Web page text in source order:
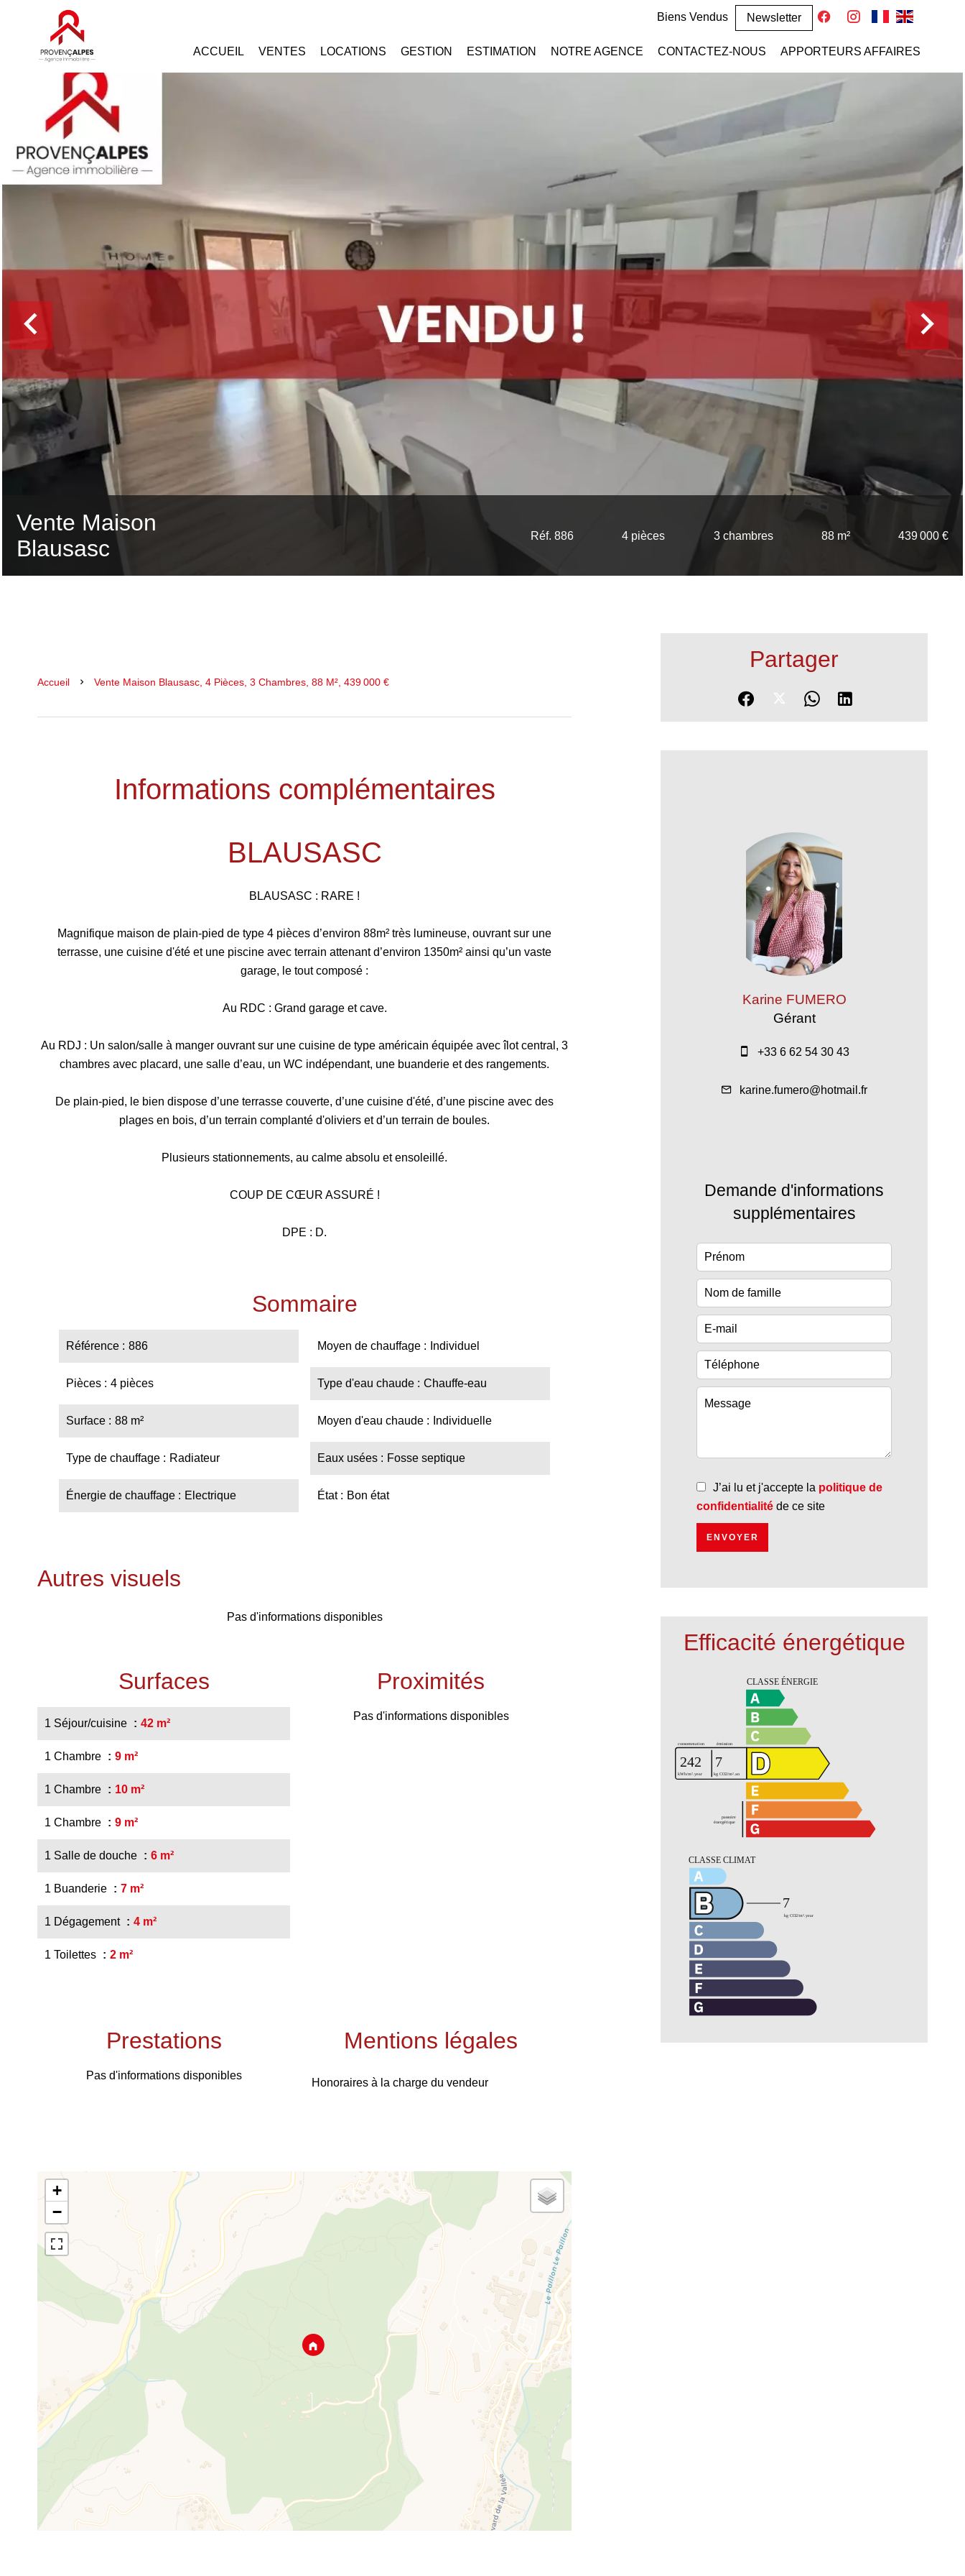
Biens Vendus Newsletter
ACCUEIL VENTES LOCATIONS GESTION ESTIMATION NOTRE AGENCE CONTACTEZ-NOUS APPORTEURS AFFAIRES
Vente Maison
Blausasc
Réf. 886 4 pièces 3 chambres 88 m² 439 000 €
Accueil Vente Maison Blausasc, 4 Pièces, 3 Chambres, 88 M², 439 000 €
Informations complémentaires
BLAUSASC
BLAUSASC : RARE !
Magnifique maison de plain-pied de type 4 pièces d’environ 88m² très lumineuse, ouvrant sur une
terrasse, une cuisine d'été et une piscine avec terrain attenant d’environ 1350m² ainsi qu’un vaste
garage, le tout composé :
Au RDC : Grand garage et cave.
Au RDJ : Un salon/salle à manger ouvrant sur une cuisine de type américain équipée avec îlot central, 3
chambres avec placard, une salle d’eau, un WC indépendant, une buanderie et des rangements.
De plain-pied, le bien dispose d’une terrasse couverte, d’une cuisine d'été, d’une piscine avec des
plages en bois, d’un terrain complanté d'oliviers et d’un terrain de boules.
Plusieurs stationnements, au calme absolu et ensoleillé.
COUP DE CŒUR ASSURÉ !
DPE : D.
Sommaire
Référence 886
Pièces 4 pièces
Surface 88 m²
Type de chauffage Radiateur
Énergie de chauffage Electrique
Moyen de chauffage Individuel
Type d'eau chaude Chauffe-eau
Moyen d'eau chaude Individuelle
Eaux usées Fosse septique
État Bon état
Autres visuels
Pas d'informations disponibles
Surfaces
1 Séjour/cuisine 42 m²
1 Chambre 9 m²
1 Chambre 10 m²
1 Chambre 9 m²
1 Salle de douche 6 m²
1 Buanderie 7 m²
1 Dégagement 4 m²
1 Toilettes 2 m²
Proximités
Pas d'informations disponibles
Prestations
Pas d'informations disponibles
Mentions légales
Honoraires à la charge du vendeur
+
−
Partager
Karine FUMERO
Gérant
+33 6 62 54 30 43
karine.fumero@hotmail.fr
Demande d'informations
supplémentaires
J’ai lu et j'accepte la politique de
confidentialité de ce site
ENVOYER
Efficacité énergétique